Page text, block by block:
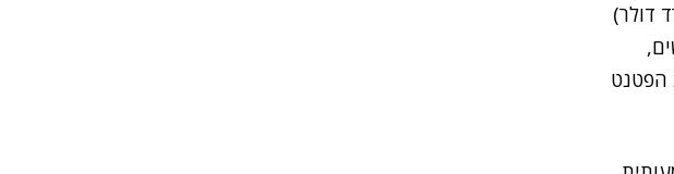
(רק ב- 2014 הגיע הסכום ל- 1.7 מיליארד דולר)
הפטנט